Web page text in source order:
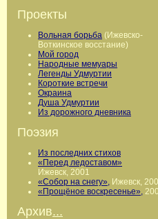
Проекты
Вольная борьба (Ижевско-
Воткинское восстание)
Мой город
Народные мемуары
Легенды Удмуртии
Короткие встречи
Окраина
Душа Удмуртии
Из дорожного дневника
Поэзия
Из последних стихов
«Перед ледоставом»
Ижевск, 2001
«Собор на снегу», Ижевск,
«Прощёное воскресенье»,
Архив...